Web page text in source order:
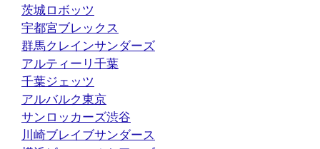
茨城ロボッツ
宇都宮ブレックス
群馬クレインサンダーズ
アルティーリ千葉
千葉ジェッツ
アルバルク東京
サンロッカーズ渋谷
川崎ブレイブサンダース